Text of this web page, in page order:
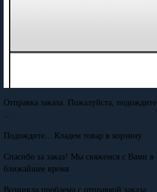
Отправка заказа. Пожалуйста, подождите
...
Подождите... Кладем товар в корзину
Спасибо за заказ! Мы свяжемся с Вами в
ближайшее время
Возникла проблема с отправкой заказа.